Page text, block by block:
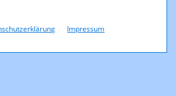
Impressum
2. Einreichtermin 2014